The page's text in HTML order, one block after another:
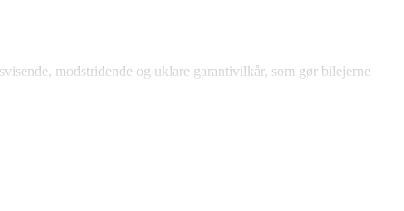
modstridende og uklare garantivilkår, som gør bilejerne